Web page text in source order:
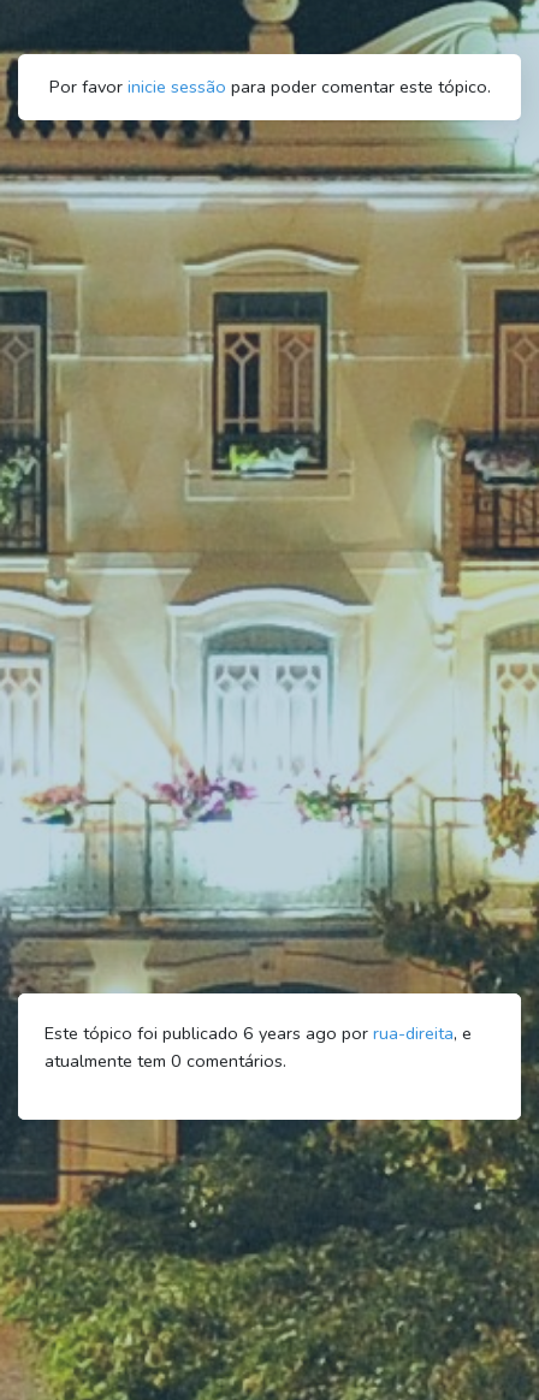
Por favor inicie sessão para poder comentar este tópico.
Este tópico foi publicado 6 years ago por rua-direita, e
atualmente tem 0 comentários.